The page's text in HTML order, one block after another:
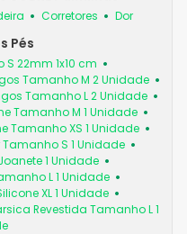
Corretores Dor
Pés
22mm 1x10 cm
Tamanho M 2 Unidade
Tamanho L 2 Unidade
Tamanho M 1 Unidade
Tamanho XS 1 Unidade
S 1 Unidade
1 Unidade
L 1 Unidade
XL 1 Unidade
Revestida Tamanho L 1